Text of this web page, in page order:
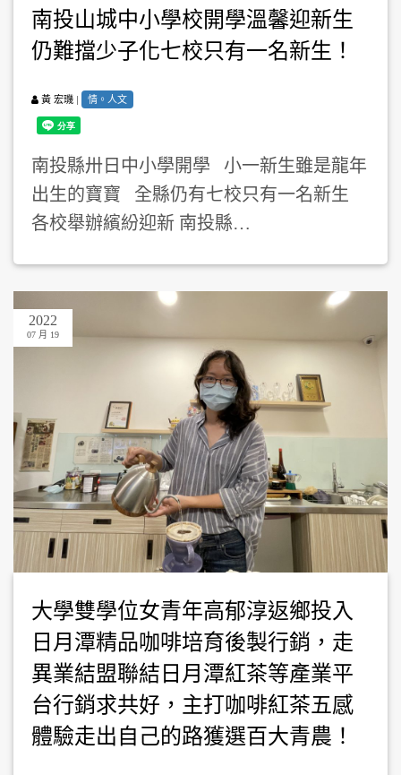
南投山城中小學校開學溫馨迎新生
仍難擋少子化七校只有一名新生！
黃 宏璣 | 情。人文
南投縣卅日中小學開學 小一新生雖是龍年
出生的寶寶 全縣仍有七校只有一名新生
各校舉辦繽紛迎新 南投縣…
2022
07 月 19
大學雙學位女青年高郁淳返鄉投入
日月潭精品咖啡培育後製行銷，走
異業結盟聯結日月潭紅茶等產業平
台行銷求共好，主打咖啡紅茶五感
體驗走出自己的路獲選百大青農！